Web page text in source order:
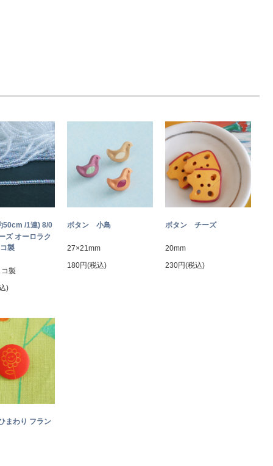
50cm /1連) 8/0
ズ オーロラク
製
製
)
ボタン 小鳥
27×21mm
180円(税込)
ボタン チーズ
20mm
230円(税込)
まわり フラン